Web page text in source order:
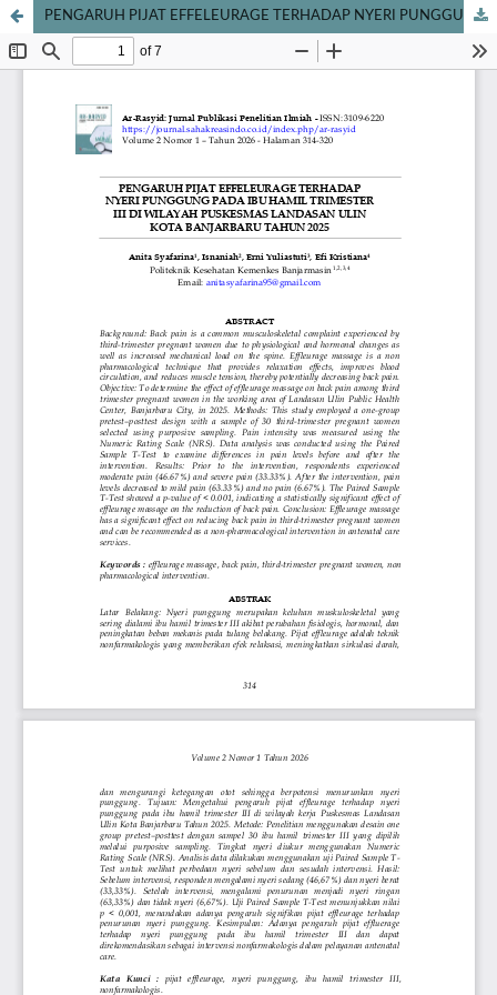
PENGARUH PIJAT EFFELEURAGE TERHADAP NYERI PUNGGUNG PADA IBU HAMIL TRIMESTER III DI WILAYAH PUSKESMAS LANDASAN ULIN KOTA BANJARBARU TAHUN 2025